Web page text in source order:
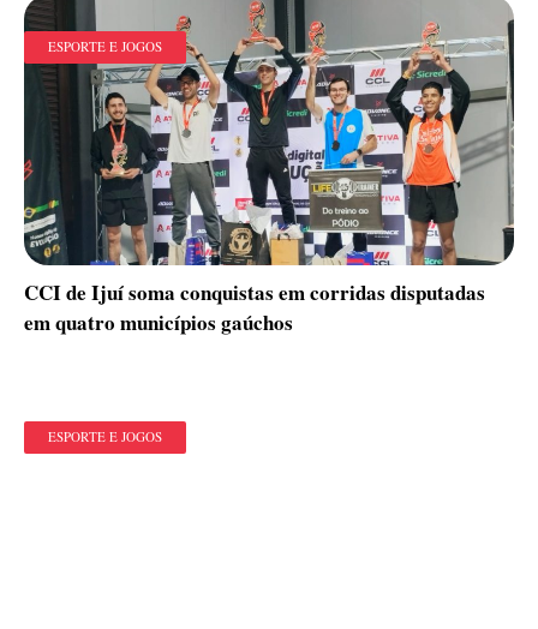
ESPORTE E JOGOS
CCI de Ijuí soma conquistas em corridas disputadas
em quatro municípios gaúchos
ESPORTE E JOGOS